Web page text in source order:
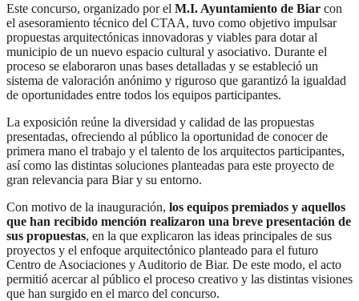
Este concurso, organizado por el M.I. Ayuntamiento de Biar con
el asesoramiento técnico del CTAA, tuvo como objetivo impulsar
propuestas arquitectónicas innovadoras y viables para dotar al
municipio de un nuevo espacio cultural y asociativo. Durante el
proceso se elaboraron unas bases detalladas y se estableció un
sistema de valoración anónimo y riguroso que garantizó la igualdad
de oportunidades entre todos los equipos participantes.
La exposición reúne la diversidad y calidad de las propuestas
presentadas, ofreciendo al público la oportunidad de conocer de
primera mano el trabajo y el talento de los arquitectos participantes,
así como las distintas soluciones planteadas para este proyecto de
gran relevancia para Biar y su entorno.
Con motivo de la inauguración, los equipos premiados y aquellos
que han recibido mención realizaron una breve presentación de
sus propuestas, en la que explicaron las ideas principales de sus
proyectos y el enfoque arquitectónico planteado para el futuro
Centro de Asociaciones y Auditorio de Biar. De este modo, el acto
permitió acercar al público el proceso creativo y las distintas visiones
que han surgido en el marco del concurso.